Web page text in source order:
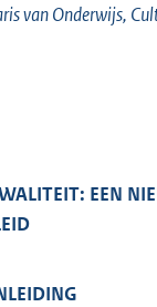
van Onderwijs,
EEN